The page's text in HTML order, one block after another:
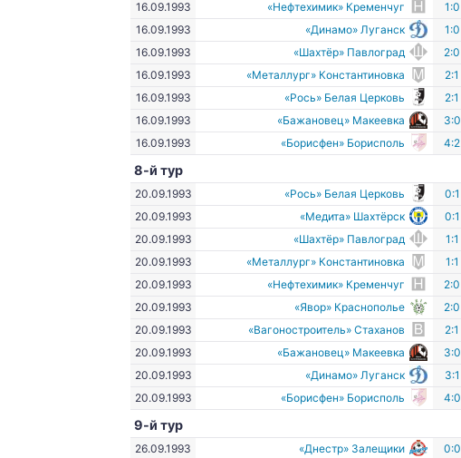
16.09.1993
«Нефтехимик» Кременчуг 1:0
16.09.1993
«Динамо» Луганск 1:0
16.09.1993
«Шахтёр» Павлоград 2:0
16.09.1993
«Металлург» Константиновка 2:1
16.09.1993
«Рось» Белая Церковь 2:1
16.09.1993
«Бажановец» Макеевка 3:0
16.09.1993
«Борисфен» Борисполь 4:2
8-й тур
20.09.1993 «Рось» Белая Церковь 0:1
20.09.1993
«Медита» Шахтёрск 0:1
20.09.1993
«Шахтёр» Павлоград 1:1
20.09.1993
«Металлург» Константиновка 1:1
20.09.1993
«Нефтехимик» Кременчуг 2:0
20.09.1993
«Явор» Краснополье 2:0
20.09.1993
«Вагоностроитель» Стаханов 2:1
20.09.1993
«Бажановец» Макеевка 3:0
20.09.1993
«Динамо» Луганск 3:1
20.09.1993
«Борисфен» Борисполь 4:0
9-й тур
26.09.1993 «Днестр» Залещики 0:0